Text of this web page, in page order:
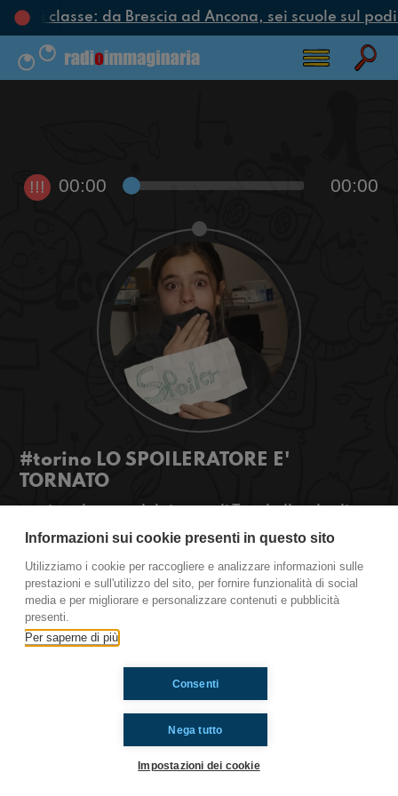
di classe: da Brescia ad Ancona, sei scuole sul
!!! 00:00 00:00
#torino LO SPOILERATORE E'
TORNATO
cosplay e di film...stay tuned!
#OkkinSu www.radioimmaginaria.it
Ravenna
Ti è piaciuto? Condividilo!
Informazioni sui cookie presenti in questo sito
Utilizziamo i cookie per raccogliere e analizzare informazioni sulle
prestazioni e sull'utilizzo del sito, per fornire funzionalità di social
media e per migliorare e personalizzare contenuti e pubblicità
presenti.
Per saperne di più
Nega tutto
Consenti
Impostazioni dei cookie